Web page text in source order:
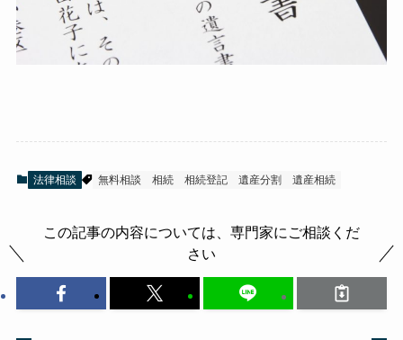
法律相談 無料相談 相続 相続登記 遺産分割 遺産相続
この記事の内容については、専門家にご相談くだ
さい